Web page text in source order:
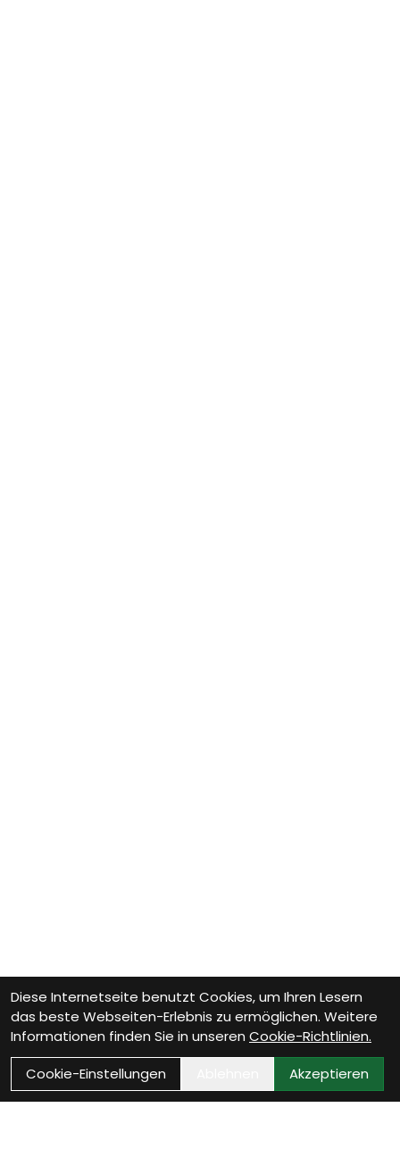
Diese Internetseite benutzt Cookies, um Ihren Lesern
das beste Webseiten-Erlebnis zu ermöglichen. Weitere
Informationen finden Sie in unseren Cookie-Richtlinien.
Cookie-Einstellungen
Akzeptieren